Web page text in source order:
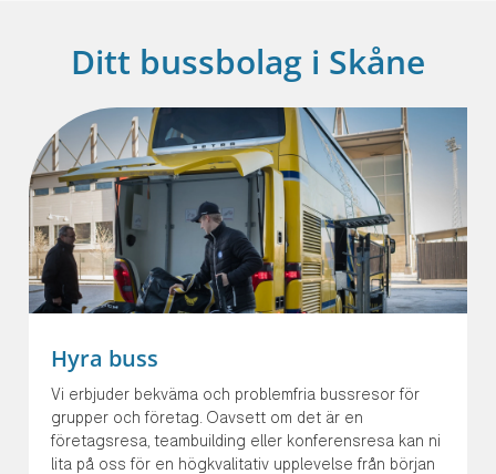
Ditt bussbolag i Skåne
Hyra buss
Vi erbjuder bekväma och problemfria bussresor för
grupper och företag. Oavsett om det är en
företagsresa, teambuilding eller konferensresa kan ni
lita på oss för en högkvalitativ upplevelse från början